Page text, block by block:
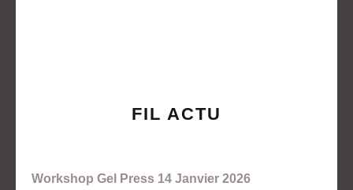
FIL ACTU
Workshop Gel Press 14 Janvier 2026